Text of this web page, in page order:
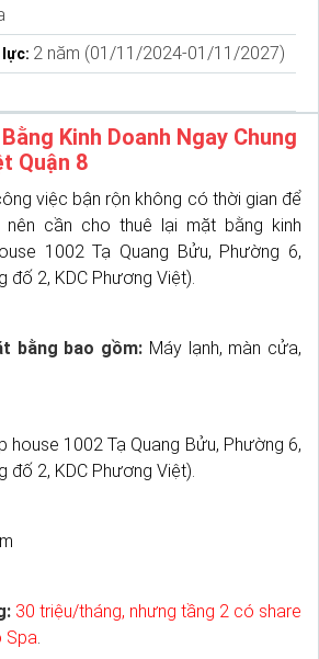
lực: 2 năm (01/11/2024-01/11/2027)
Kinh Doanh Ngay Chung
Quận 8
việc bận rộn không có thời gian để
cần cho thuê lại mặt bằng kinh
1002 Tạ Quang Bửu, Phường 6,
đố 2, KDC Phương Việt).
bằng bao gồm: Máy lạnh, màn cửa,
house 1002 Tạ Quang Bửu, Phường 6,
đố 2, KDC Phương Việt).
30 triệu/tháng, nhưng tầng 2 có share
Spa.